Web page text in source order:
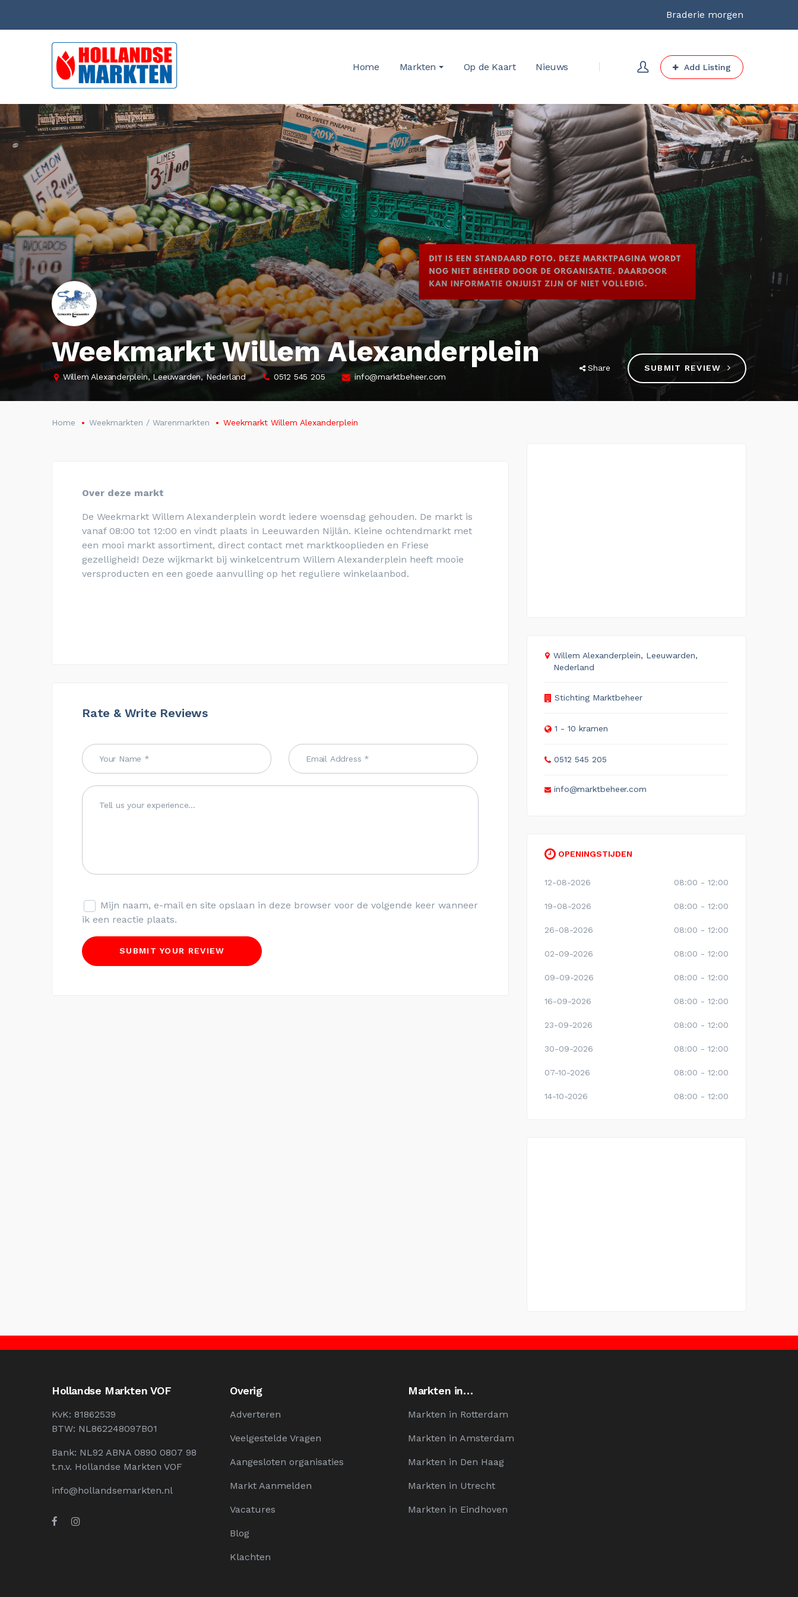
Braderie morgen
Home Markten Op de Kaart Nieuws Add Listing
Weekmarkt Willem Alexanderplein
Willem Alexanderplein, Leeuwarden, Nederland 0512 545 205 info@marktbeheer.com
Share SUBMIT REVIEW
Home Weekmarkten / Warenmarkten Weekmarkt Willem Alexanderplein
Over deze markt
De Weekmarkt Willem Alexanderplein wordt iedere woensdag gehouden. De markt is
vanaf 08:00 tot 12:00 en vindt plaats in Leeuwarden Nijlân. Kleine ochtendmarkt met
een mooi markt assortiment, direct contact met marktkooplieden en Friese
gezelligheid! Deze wijkmarkt bij winkelcentrum Willem Alexanderplein heeft mooie
versproducten en een goede aanvulling op het reguliere winkelaanbod.
Rate & Write Reviews
Mijn naam, e-mail en site opslaan in deze browser voor de volgende keer wanneer
ik een reactie plaats.
Willem Alexanderplein, Leeuwarden,
Nederland
Stichting Marktbeheer
1 - 10 kramen
0512 545 205
info@marktbeheer.com
OPENINGSTIJDEN
12-08-2026 08:00 - 12:00
19-08-2026 08:00 - 12:00
26-08-2026 08:00 - 12:00
02-09-2026 08:00 - 12:00
09-09-2026 08:00 - 12:00
16-09-2026 08:00 - 12:00
23-09-2026 08:00 - 12:00
30-09-2026 08:00 - 12:00
07-10-2026 08:00 - 12:00
14-10-2026 08:00 - 12:00
Hollandse Markten VOF
KvK: 81862539
BTW: NL862248097B01
Bank: NL92 ABNA 0890 0807 98
t.n.v. Hollandse Markten VOF
info@hollandsemarkten.nl
Overig
Adverteren
Veelgestelde Vragen
Aangesloten organisaties
Markt Aanmelden
Vacatures
Blog
Klachten
Markten in…
Markten in Rotterdam
Markten in Amsterdam
Markten in Den Haag
Markten in Utrecht
Markten in Eindhoven